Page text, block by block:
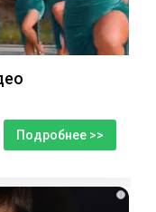
Подробнее >>
i